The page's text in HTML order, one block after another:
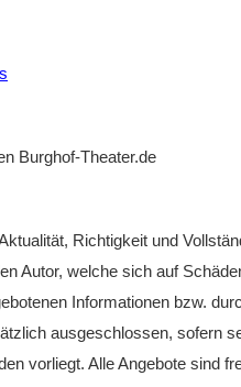
Burghof-Theater.de
Richtigkeit und
Autor, welche sich auf
Informationen bzw.
ausgeschlossen, sofern
vorliegt. Alle Angebote sind